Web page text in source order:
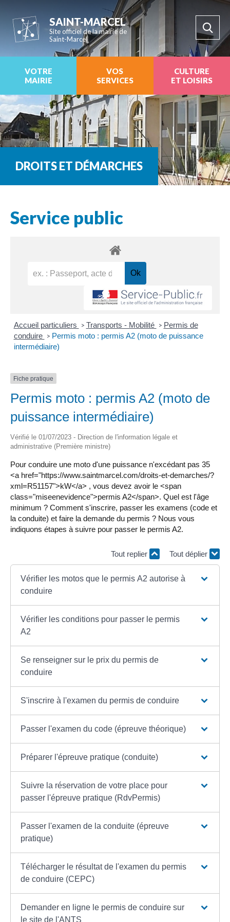
SAINT-MARCEL
Site officiel de la mairie de
Saint-Marcel
VOTRE
MAIRIE
VOS
SERVICES
CULTURE
ET LOISIRS
DROITS ET DÉMARCHES
Service public
Accueil particuliers > Transports - Mobilité > Permis de
conduire > Permis moto : permis A2 (moto de puissance
intermédiaire)
Fiche pratique
Permis moto : permis A2 (moto de
puissance intermédiaire)
Vérifié le 01/07/2023 - Direction de l'information légale et
administrative (Première ministre)
Pour conduire une moto d'une puissance n'excédant pas 35
<a href="https://www.saintmarcel.com/droits-et-demarches/?
xml=R51157">kW</a> , vous devez avoir le <span
class="miseenevidence">permis A2</span>. Quel est l'âge
minimum ? Comment s'inscrire, passer les examens (code et
la conduite) et faire la demande du permis ? Nous vous
indiquons étapes à suivre pour passer le permis A2.
Tout replier Tout déplier
Vérifier les motos que le permis A2 autorise à
conduire
Vérifier les conditions pour passer le permis
A2
Se renseigner sur le prix du permis de
conduire
S'inscrire à l'examen du permis de conduire
Passer l'examen du code (épreuve théorique)
Préparer l'épreuve pratique (conduite)
Suivre la réservation de votre place pour
passer l'épreuve pratique (RdvPermis)
Passer l'examen de la conduite (épreuve
pratique)
Télécharger le résultat de l'examen du permis
de conduire (CEPC)
Demander en ligne le permis de conduire sur
le site de l'ANTS